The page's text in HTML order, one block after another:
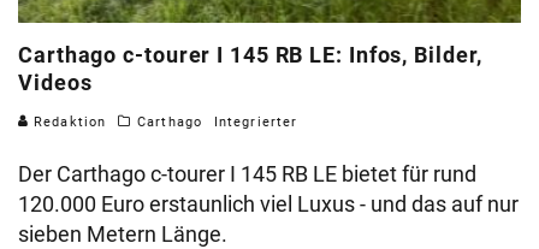
Carthago c-tourer I 145 RB LE: Infos, Bilder,
Videos
Redaktion Carthago Integrierter
Der Carthago c-tourer I 145 RB LE bietet für rund
120.000 Euro erstaunlich viel Luxus - und das auf nur
sieben Metern Länge.